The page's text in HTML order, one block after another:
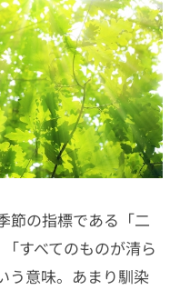
節の指標である「二
すべてのものが清ら
う意味。あまり馴染